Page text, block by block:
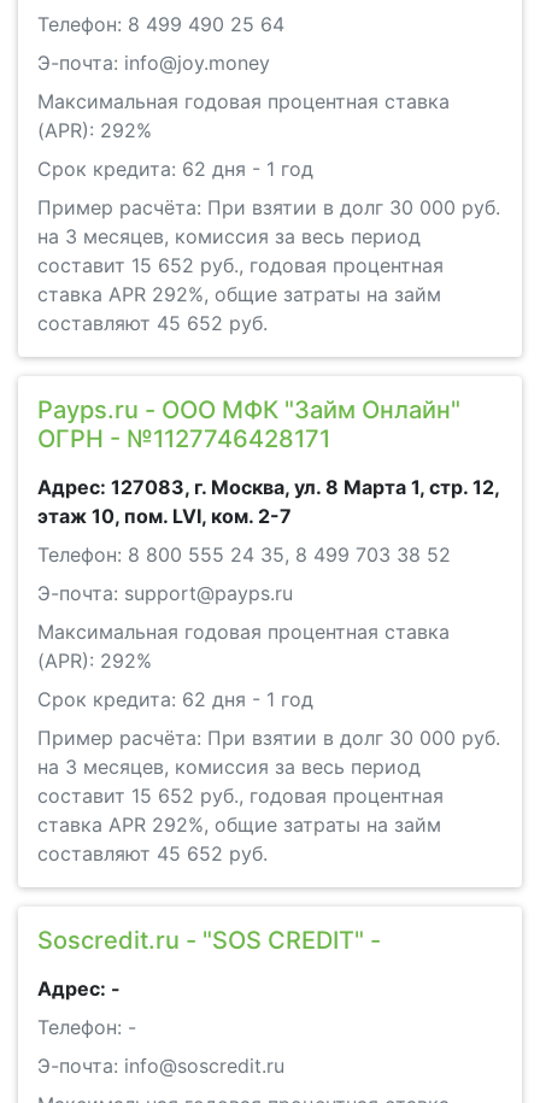
Телефон: 8 499 490 25 64
Э-почта: info@joy.money
Максимальная годовая процентная ставка
(APR): 292%
Срок кредита: 62 дня - 1 год
Пример расчёта: При взятии в долг 30 000 руб.
на 3 месяцев, комиссия за весь период
составит 15 652 руб., годовая процентная
ставка APR 292%, общие затраты на займ
составляют 45 652 руб.
Payps.ru - ООО МФК "Займ Онлайн"
ОГРН - №1127746428171
Адрес: 127083, г. Москва, ул. 8 Марта 1, стр. 12,
этаж 10, пом. LVI, ком. 2-7
Телефон: 8 800 555 24 35, 8 499 703 38 52
Э-почта: support@payps.ru
Максимальная годовая процентная ставка
(APR): 292%
Срок кредита: 62 дня - 1 год
Пример расчёта: При взятии в долг 30 000 руб.
на 3 месяцев, комиссия за весь период
составит 15 652 руб., годовая процентная
ставка APR 292%, общие затраты на займ
составляют 45 652 руб.
Soscredit.ru - "SOS CREDIT" -
Адрес: -
Телефон: -
Э-почта: info@soscredit.ru